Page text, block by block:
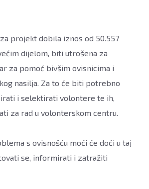
projekt dobila iznos od 50.557
dijelom, biti utrošena za
za pomoć bivšim ovisnicima i
nasilja. Za to će biti potrebno
i selektirati volontere te ih,
za rad u volonterskom centru.
s ovisnošću moći će doći u taj
se, informirati i zatražiti